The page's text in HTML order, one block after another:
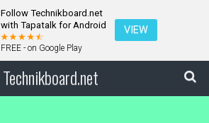
Follow Technikboard.net
with Tapatalk for Android
FREE - on Google Play
VIEW
Technikboard.net